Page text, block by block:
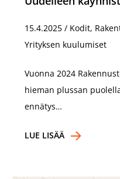
15.4.2025 / Kodit,
Yrityksen kuulumiset
Vuonna 2024
hieman plussan
ennätys…
LUE LISÄÄ